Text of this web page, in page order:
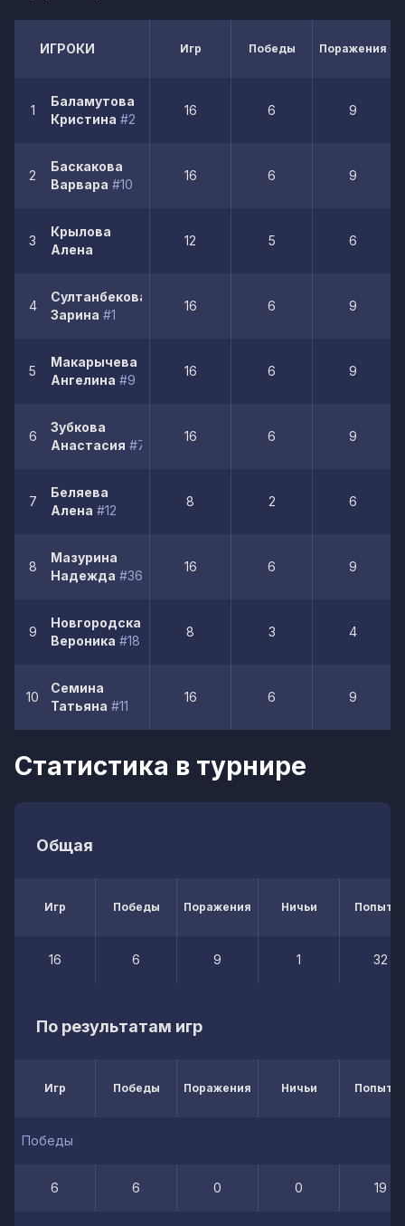
ИГРОКИ Игр Победы Поражения
1
Баламутова
Кристина #2
16 6 9
2
Баскакова
Варвара #10
16 6 9
3
Крылова
Алена
12 5 6
4
Султанбекова
Зарина #1
16 6 9
5
Макарычева
Ангелина #9
16 6 9
6
Зубкова
Анастасия #7
16 6 9
7
Беляева
Алена #12
8 2 6
8
Мазурина
Надежда #36
16 6 9
9
Новгородская
Вероника #18
8 3 4
10
Семина
Татьяна #11
16 6 9
Статистика в турнире
Общая
Игр Победы Поражения Ничьи
16 6 9 1 32
По результатам игр
Игр Победы Поражения Ничьи
Победы
6 6 0 0 19